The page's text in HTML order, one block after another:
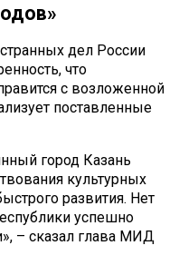
дел России
что
с возложенной
поставленные
город Казань
культурных
развития. Нет
успешно
– сказал глава МИД